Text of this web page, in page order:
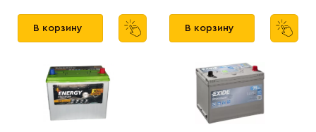
В корзину В корзину